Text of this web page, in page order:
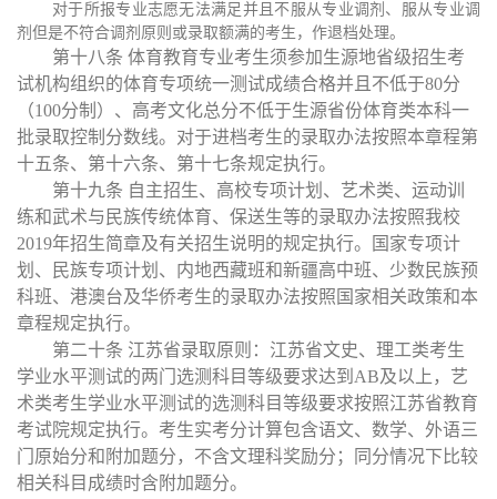
对于所报专业志愿无法满足并且不服从专业调剂、服从专业调
剂但是不符合调剂原则或录取额满的考生，作退档处理。
第十八条 体育教育专业考生须参加生源地省级招生考
试机构组织的体育专项统一测试成绩合格并且不低于80分
（100分制）、高考文化总分不低于生源省份体育类本科一
批录取控制分数线。对于进档考生的录取办法按照本章程第
十五条、第十六条、第十七条规定执行。
第十九条 自主招生、高校专项计划、艺术类、运动训
练和武术与民族传统体育、保送生等的录取办法按照我校
2019年招生简章及有关招生说明的规定执行。国家专项计
划、民族专项计划、内地西藏班和新疆高中班、少数民族预
科班、港澳台及华侨考生的录取办法按照国家相关政策和本
章程规定执行。
第二十条 江苏省录取原则：江苏省文史、理工类考生
学业水平测试的两门选测科目等级要求达到 AB及以上，艺
术类考生学业水平测试的选测科目等级要求按照江苏省教育
考试院规定执行。考生实考分计算包含语文、数学、外语三
门原始分和附加题分，不含文理科奖励分；同分情况下比较
相关科目成绩时含附加题分。